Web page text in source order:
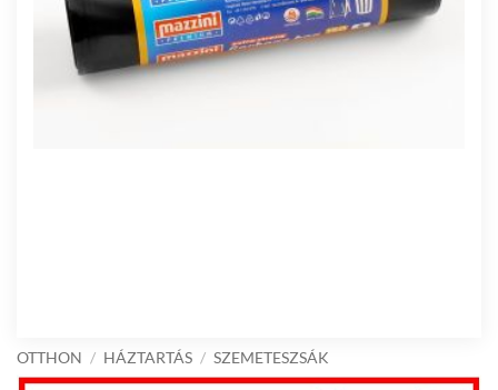
OTTHON / HÁZTARTÁS / SZEMETESZSÁK